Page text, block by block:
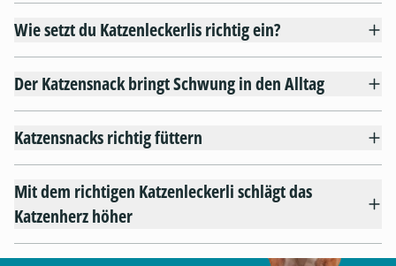
Wie setzt du Katzenleckerlis richtig ein?
Der Katzensnack bringt Schwung in den Alltag
Katzensnacks richtig füttern
Mit dem richtigen Katzenleckerli schlägt das
Katzenherz höher